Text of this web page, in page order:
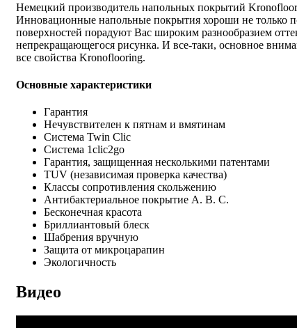
Немецкий производитель напольных покрытий
Инновационные напольные покрытия хороши не только
поверхностей порадуют Вас широким разнообразием
непрекращающегося рисунка. И все-таки, основное
все свойства Kronoflooring.
Основные характеристики
Гарантия
Нечувствителен к пятнам и вмятинам
Система Twin Clic
Система 1clic2go
Гарантия, защищенная несколькими патентами
TUV (независимая проверка качества)
Классы сопротивления скольжению
Антибактериальное покрытие A. B. C.
Бесконечная красота
Бриллиантовый блеск
Шабрения вручную
Защита от микроцарапин
Экологичность
Видео